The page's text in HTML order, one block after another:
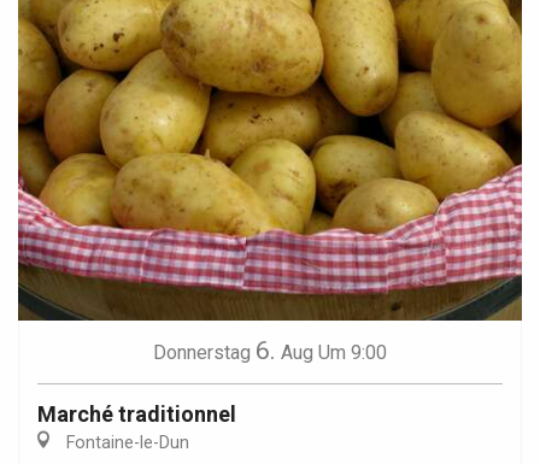
Donnerstag 6. Aug Um 9:00
Marché traditionnel
Fontaine-le-Dun